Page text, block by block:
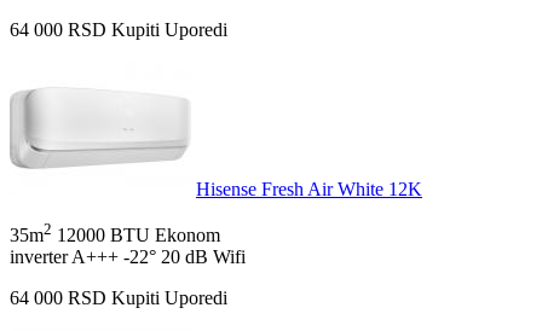
64 000 RSD Kupiti Uporedi
Hisense Fresh Air White 12K
35m2 12000 BTU Ekonom
inverter A+++ -22° 20 dB Wifi
64 000 RSD Kupiti Uporedi